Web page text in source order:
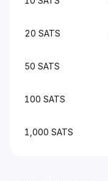
20 SATS
50 SATS
100 SATS
1,000 SATS